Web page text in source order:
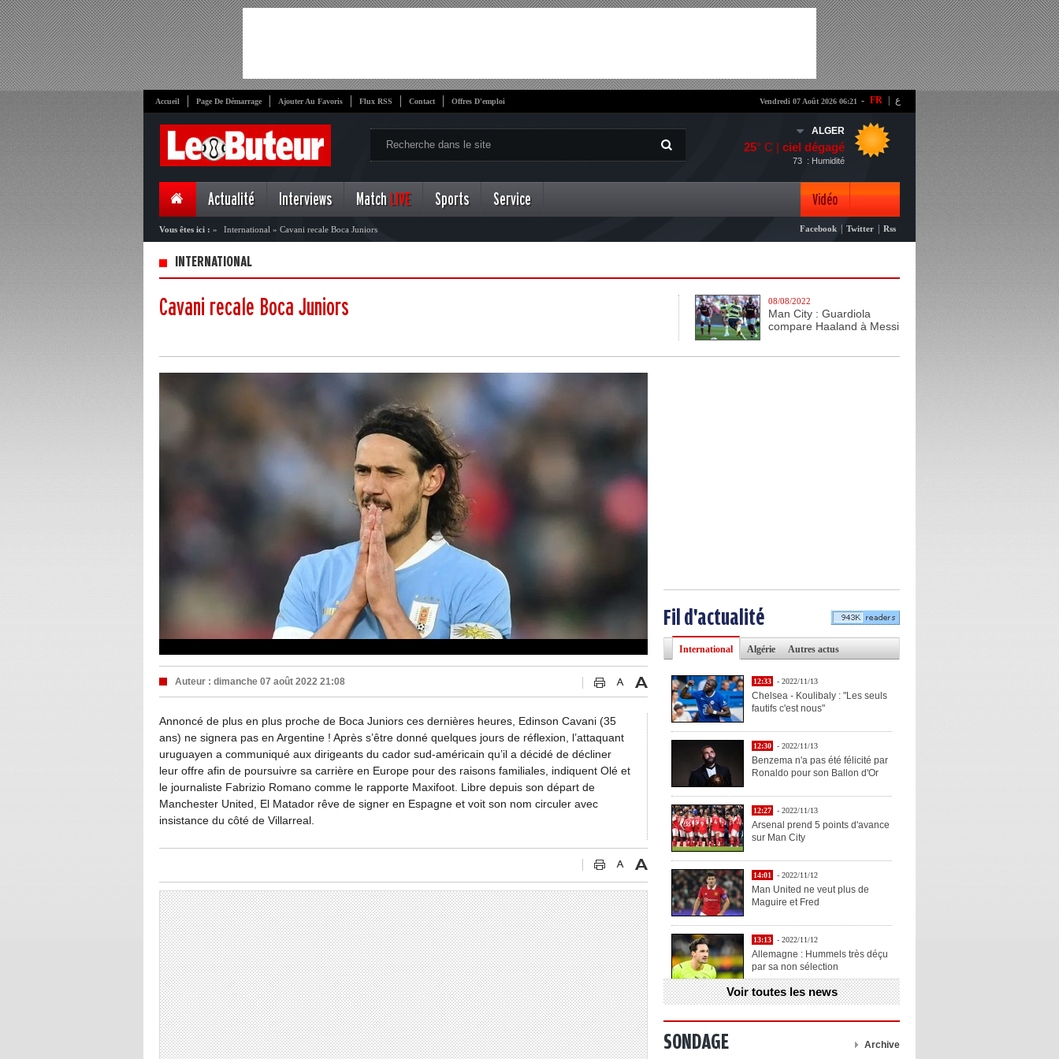
- FR ع Accueil Page De Démarrage Ajouter Au Favoris Flux RSS Contact Offres D'emploi Vendredi 07 Août 2026 06:21
ALGER
25° C | ciel dégagé
: Humidité
73
Actualité Interviews Match LIVE Sports Service Vidéo
Photo
Vous êtes ici : » International » Cavani recale Boca Juniors Facebook Twitter Rss
INTERNATIONAL
Cavani recale Boca Juniors 08/08/2022
Man City : Guardiola
compare Haaland à Messi
Auteur : dimanche 07 août 2022 21:08
Annoncé de plus en plus proche de Boca Juniors ces dernières heures, Edinson Cavani (35
ans) ne signera pas en Argentine ! Après s’être donné quelques jours de réflexion, l’attaquant
uruguayen a communiqué aux dirigeants du cador sud-américain qu’il a décidé de décliner
leur offre afin de poursuivre sa carrière en Europe pour des raisons familiales, indiquent Olé et
le journaliste Fabrizio Romano comme le rapporte Maxifoot. Libre depuis son départ de
Manchester United, El Matador rêve de signer en Espagne et voit son nom circuler avec
insistance du côté de Villarreal.
Fil d'actualité
International Algérie Autres actus
12:33 - 2022/11/13
Chelsea - Koulibaly : "Les seuls
fautifs c'est nous"
12:30 - 2022/11/13
Benzema n'a pas été félicité par
Ronaldo pour son Ballon d'Or
12:27 - 2022/11/13
Arsenal prend 5 points d'avance
sur Man City
14:01 - 2022/11/12
Man United ne veut plus de
Maguire et Fred
13:13 - 2022/11/12
Allemagne : Hummels très déçu
par sa non sélection
13:11 - 2022/11/12
Henry explique la chose qu'il
Voir toutes les news
SONDAGE Archive